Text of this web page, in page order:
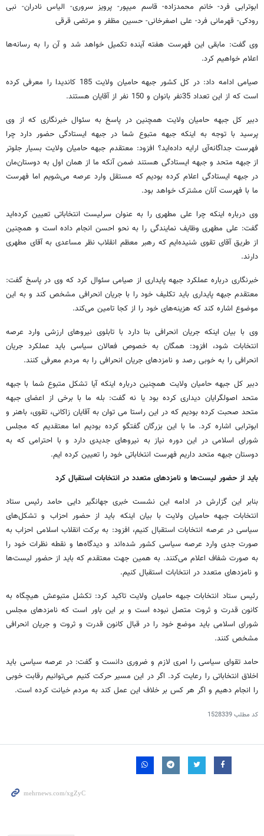
ابوترابی فرد- خانم محمدزاده- قاسم میپور- پرویز سروری- الیاس نادران- نبی
رودکی- قهرمانی فرد- علی اصغرخانی- حسین مظفر و مرتضی قرقی
وی گفت: مابقی این فهرست هفته آینده تکمیل خواهد شد و آن را به رسانه‌ها
اعلام خواهیم کرد.
صیامی ادامه داد: در کل کشور جبهه حامیان ولایت 185 کاندیدا را معرفی کرده
است که از این تعداد 35نفر بانوان و 150 نفر از آقایان هستند.
دبیر کل جبهه حامیان ولایت همچنین در پاسخ به سئوال خبرنگاری که از وی
پرسید با توجه به اینکه جبهه متبوع شما در جبهه ایستادگی حضور دارد چرا
فهرست جداگانه‌آی ارایه داده‌اید؟ افزود: معتقدم جبهه حامیان ولایت بسیار جلوتر
از جبهه متحد و جبهه ایستادگی هستند ضمن آنکه ما از همان اول به دوستان‌مان
در جبهه ایستادگی اعلام کرده بودیم که مستقل وارد عرصه می‌شویم اما فهرست
ما با فهرست آنان مشترک خواهد بود.
وی درباره اینکه چرا علی مطهری را به عنوان سرلیست انتخاباتی تعیین کرده‌اید
گفت: علی مطهری وظایف نمایندگی را به نحو احسن انجام داده است و همچنین
از طریق آقای تقوی شنیده‌ایم که رهبر معظم انقلاب نظر مساعدی به آقای مطهری
دارند.
خبرنگاری درباره عملکرد جبهه پایداری از صیامی سئوال کرد که وی در پاسخ گفت:
معتقدم جبهه پایداری باید تکلیف خود را با جریان انحرافی مشخص کند و به این
موضوع اشاره کند که هزینه‌های خود را از کجا تامین می‌کند.
وی با بیان اینکه جریان انحرافی بنا دارد با تابلوی نیروهای ارزشی وارد عرصه
انتخابات شود، افزود: همگان به خصوص فعالان سیاسی باید عملکرد جریان
انحرافی را به خوبی رصد و نامزدهای جریان انحرافی را به مردم معرفی کنند.
دبیر کل جبهه حامیان ولایت همچنین درباره اینکه آیا تشکل‌ متبوع شما با جبهه
متحد اصولگرایان دیداری کرده بود یا نه گفت: بله ما با برخی از اعضای جبهه
متحد صحبت کرده بودیم که در این راستا می توان به آقایان زاکانی، تقوی، باهنر و
ابوترابی اشاره کرد. ما با این بزرگان گفتگو کرده بودیم اما معتقدیم که مجلس
شورای اسلامی در این دوره نیاز به نیروهای جدیدی دارد و با احترامی که به
دوستان جبهه متحد داریم فهرست انتخاباتی خود را تعیین کرده ایم.
باید از حضور لیست‌ها و نامزدهای متعدد در انتخابات استقبال کرد
بنابر این گزارش در ادامه این نشست خبری جهانگیر دایی حامد رئیس ستاد
انتخابات جبهه حامیان ولایت با بیان اینکه باید از حضور احزاب و تشکل‌های
سیاسی در عرصه انتخابات استقبال کنیم، افزود: به برکت انقلاب اسلامی احزاب به
صورت جدی وارد عرصه سیاسی کشور شده‌اند و دیدگاه‌ها و نقطه نظرات خود را
به صورت شفاف اعلام می‌کنند. به همین جهت معتقدم که باید از حضور لیست‌ها
و نامزدهای متعدد در انتخابات استقبال کنیم.
رئیس ستاد انتخابات جبهه حامیان ولایت تاکید کرد:‌ تکشل متبوعش هیچگاه به
کانون قدرت‌ و ثروت متصل نبوده است و بر این باور است که نامزدهای مجلس
شورای اسلامی باید موضع خود را در قبال کانون قدرت و ثروت و جریان انحرافی
مشخص کنند.
حامد تقوای سیاسی را امری لازم و ضروری دانست و گفت: در عرصه سیاسی باید
اخلاق انتخاباتی را رعایت کرد. اگر در این مسیر حرکت کنیم می‌توانیم رقابت خوبی
را انجام دهیم و اگر هر کس بر خلاف این عمل کند به مردم خیانت کرده است.
کد مطلب1528339